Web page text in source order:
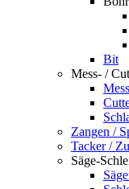
Bit
Mess- /
Zangen /
Tacker /
Säge-